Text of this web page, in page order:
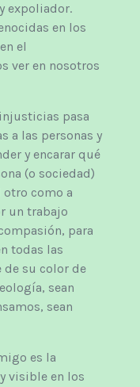
expoliador.
en los
el
ver en nosotros
pasa
a las personas y
y encarar qué
(o sociedad)
otro como a
un trabajo
para
todas las
de su color de
sean
sean
es la
visible en los